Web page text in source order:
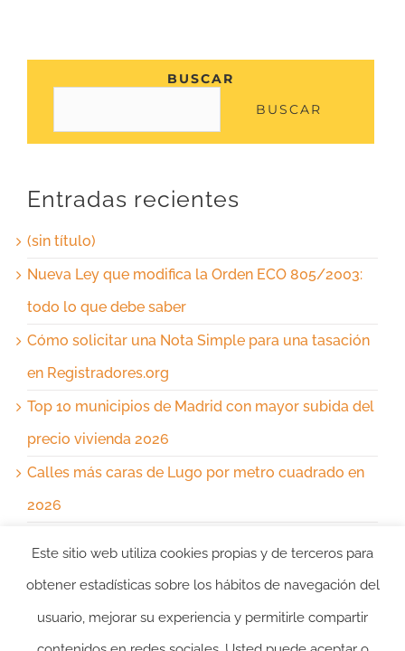
BUSCAR
BUSCAR
Entradas recientes
(sin título)
Nueva Ley que modifica la Orden ECO 805/2003:
todo lo que debe saber
Cómo solicitar una Nota Simple para una tasación
en Registradores.org
Top 10 municipios de Madrid con mayor subida del
precio vivienda 2026
Calles más caras de Lugo por metro cuadrado en
2026
Comentarios recientes
No hay comentarios que mostrar.
Este sitio web utiliza cookies propias y de terceros para
obtener estadísticas sobre los hábitos de navegación del
usuario, mejorar su experiencia y permitirle compartir